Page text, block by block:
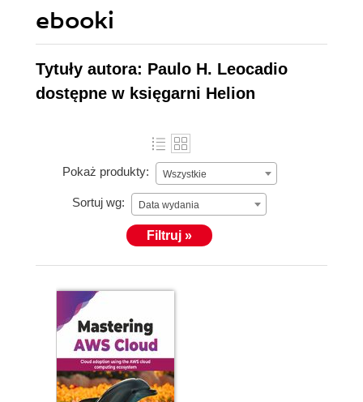
ebooki
Tytuły autora: Paulo H. Leocadio
dostępne w księgarni Helion
Pokaż produkty: Wszystkie
Sortuj wg: Data wydania
Filtruj »